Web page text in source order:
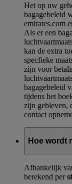
Het op uw
bagagebeleid
emirates.com
Als er een
kan de extra
specfieke
zijn voor
bagagebeleid
tijdens het
zijn gebleven,
contact
Hoe wordt
Afhankelijk
berekend per